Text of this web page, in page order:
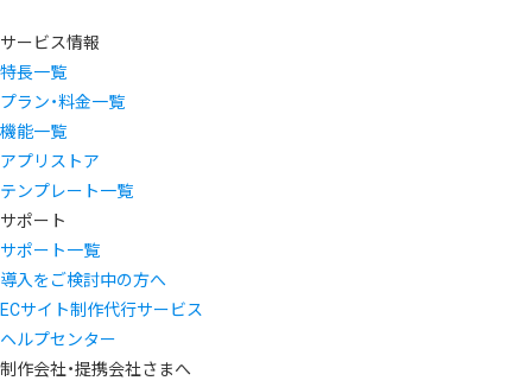
サービス情報
特長一覧
プラン・料金一覧
機能一覧
アプリストア
テンプレート一覧
サポート
サポート一覧
導入をご検討中の方へ
ECサイト制作代行サービス
ヘルプセンター
制作会社・提携会社さまへ